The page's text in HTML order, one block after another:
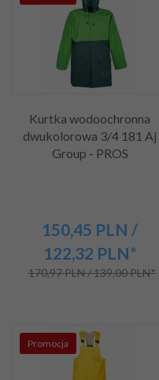
Kurtka wodoochronna
dwukolorowa 3/4 181 Aj
Group - PROS
150,45 PLN /
122,32 PLN*
170,97 PLN / 139,00 PLN*
Promocja